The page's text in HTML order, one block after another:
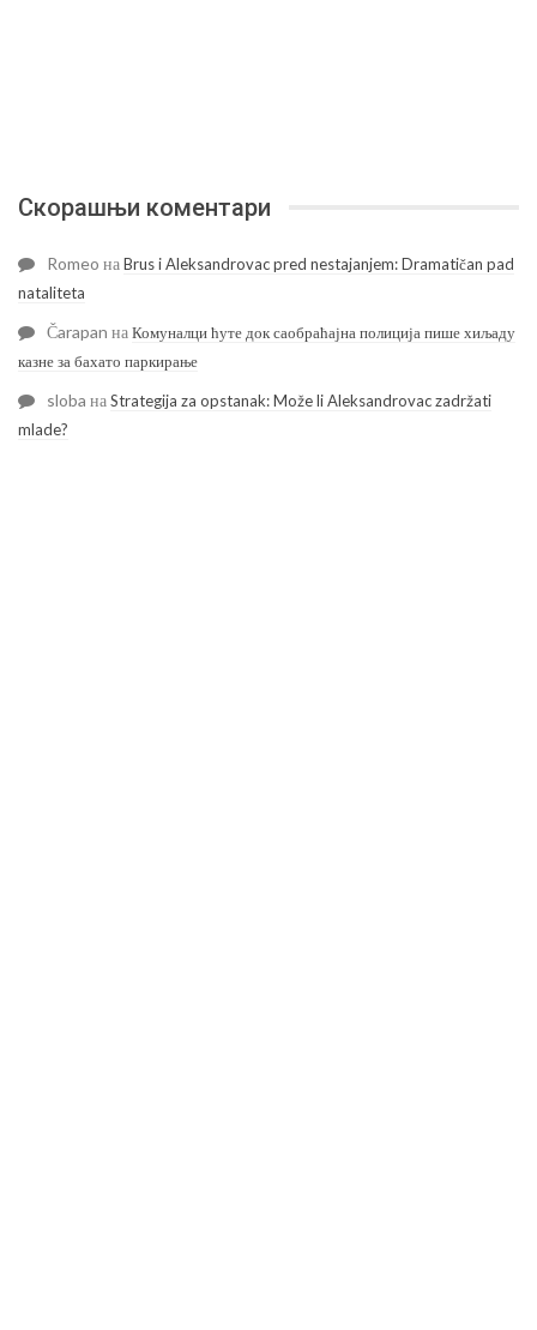
Скорашњи коментари
Romeo наBrus i Aleksandrovac pred nestajanjem: Dramatičan pad
nataliteta
Čarapan наКомуналци ћуте док саобраћајна полиција пише хиљаду
казне за бахато паркирање
sloba наStrategija za opstanak: Može li Aleksandrovac zadržati
mlade?